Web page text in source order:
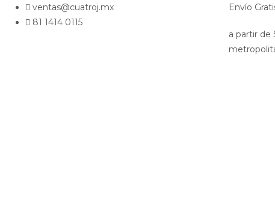
ventas@cuatroj.mx
81 1414 0115
Envío
a partir de